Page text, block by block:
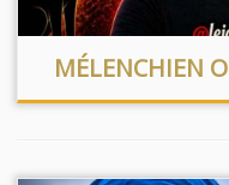
MÉLENCHIEN